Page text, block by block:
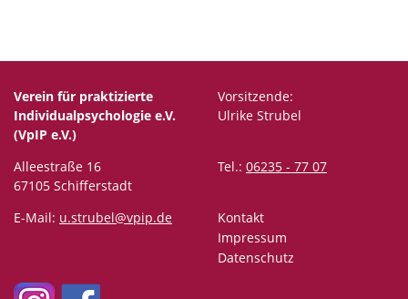
Verein für praktizierte
Individualpsychologie e.V.
(VpIP e.V.)
Vorsitzende:
Ulrike Strubel
Alleestraße 16
67105 Schifferstadt
Tel.: 06235 - 77 07
E-Mail: u.strubel@vpip.de
Kontakt
Impressum
Datenschutz